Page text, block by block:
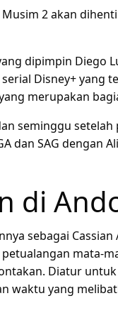
2 akan
dipimpin Diego
Disney+ yang
merupakan
seminggu
dan SAG dengan
di
sebagai
mata-
Diatur
waktu yang